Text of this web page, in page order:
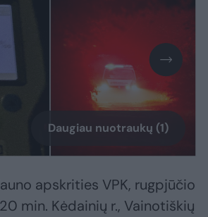
Daugiau nuotraukų (1)
apskrities VPK, rugpjūčio
min. Kėdainių r., Vainotiškių